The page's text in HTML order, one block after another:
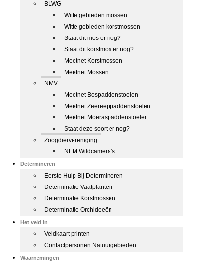
BLWG
Witte gebieden mossen
Witte gebieden korstmossen
Staat dit mos er nog?
Staat dit korstmos er nog?
Meetnet Korstmossen
Meetnet Mossen
NMV
Meetnet Bospaddenstoelen
Meetnet Zeereeppaddenstoelen
Meetnet Moeraspaddenstoelen
Staat deze soort er nog?
Zoogdiervereniging
NEM Wildcamera's
Determineren
Eerste Hulp Bij Determineren
Determinatie Vaatplanten
Determinatie Korstmossen
Determinatie Orchideeën
Het veld in
Veldkaart printen
Contactpersonen Natuurgebieden
Waarnemingen